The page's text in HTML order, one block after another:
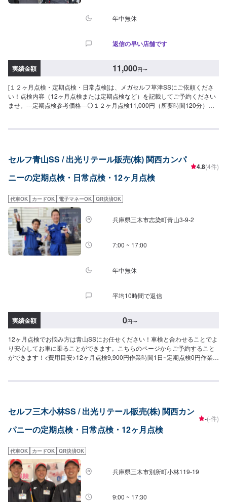
年中無休
返信の早い店舗です
実績金額 11,000円〜
[１２ヶ月点検・定期点検・日常点検]は、メガセルフ草津SSにご依頼くださ
い！点検内容（12ヶ月点検または定期点検など）を記載してご予約ください
ませ。---定期点検参考価格---⚪１２ヶ月点検11,000円（所要時間120分）⚪
セルフ青山SS / 出光リテール販売(株) 関西カンパ
ニーの定期点検・日常点検・12ヶ月点検
4.8(4件)
代車OK カードOK 電子マネーOK QR決済OK
兵庫県三木市志染町青山3-9-2
7:00 ~ 17:00
年中無休
平均10時間で返信
実績金額 0円〜
12ヶ月点検でお悩み方は青山SSにお任せください！車検と合わせることでよ
り安心してお車に乗ることができます。こちらのページからご予約すること
ができます！<費用目安>12ヶ月点検9,900円作業時間1日~定期点検0円作業時
セルフ三木小林SS / 出光リテール販売(株) 関西カン
パニーの定期点検・日常点検・12ヶ月点検
-(-件)
代車OK カードOK QR決済OK
兵庫県三木市別所町小林119-19
9:00 ~ 17:30